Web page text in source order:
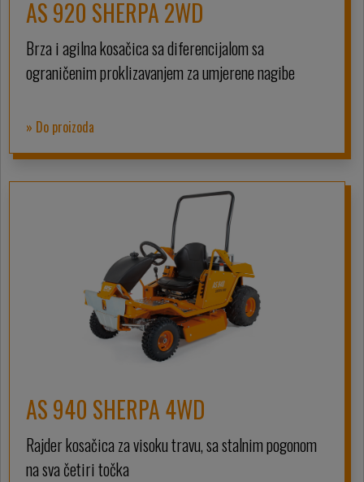
AS 920 SHERPA 2WD
Brza i agilna kosačica sa diferencijalom sa
ograničenim proklizavanjem za umjerene nagibe
» Do proizoda
AS 940 SHERPA 4WD
Rajder kosačica za visoku travu, sa stalnim pogonom
na sva četiri točka